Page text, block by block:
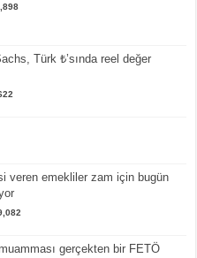
Türk ₺’sında reel değer
veren emekliler zam için bugün
gerçekten bir FETÖ